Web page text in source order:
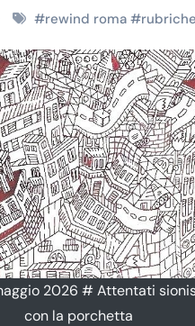
#rewind roma#rubriche
2026 # Attentati
con la porchetta